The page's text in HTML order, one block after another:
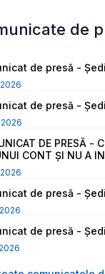
de
de presă -
de presă -
DE PRESĂ -
CONT ȘI NU A
de presă -
de presă -